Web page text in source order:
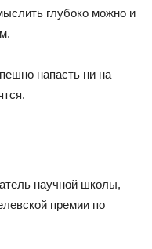
глубоко можно и
напасть ни на
научной школы,
премии по